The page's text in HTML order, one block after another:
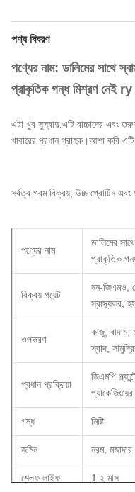
পণ্য বিবরণ
পণ্যের নাম: ডালিমের সাথে
প্রাকৃতিক গন্ধ মিশ্রণ নেই ry
এটা খুব সুস্বাদু.এটি বাচ্চাদের এবং
খাবারের প্রধান গ্রাহক।আশা করি
সর্বত্র গরম বিক্রয়, উচ্চ প্রোটিন এবং
পণ্যের নাম
ডালিমের
প্রাকৃতিক
বিক্রয় পয়েন্ট
নন-জিএমও,
স্বাস্থ্যকর,
ওপকরণ
কাজু, বাদাম,
স্বাদ,
প্রধান প্রক্রিয়া
জিএমপি
গন্ধ মিষ্টি
জমিন নরম,
শেল্ফ লাইফ 1 ২ মাস